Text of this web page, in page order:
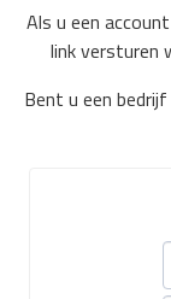
Als u een
link versturen
Bent u een